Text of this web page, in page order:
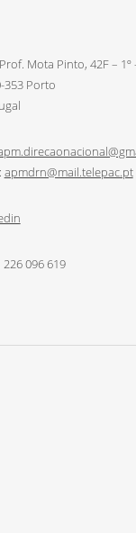
Mota Pinto, 42F – 1º
353 Porto
apmdrn@mail.telepac.pt
226 096 619